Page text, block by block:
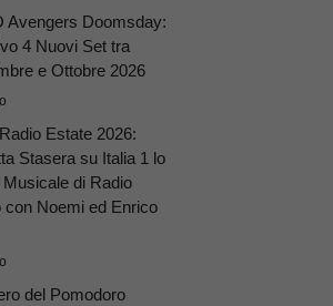
Avengers Doomsday:
4 Nuovi Set tra
e Ottobre 2026
Estate 2026:
Stasera su Italia 1 lo
Musicale di Radio
con Noemi ed Enrico
del Pomodoro